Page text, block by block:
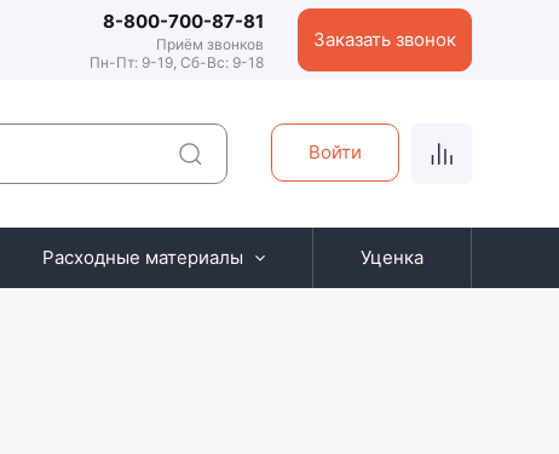
8-800-700-87-81
Приём звонков
Пн-Пт: 9-19, Сб-Вс: 9-18
Заказать звонок
Войти
Расходные материалы Уценка